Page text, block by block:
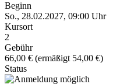
Beginn
So., 28.02.2027, 09:00 Uhr
Kursort
2
Gebühr
66,00 € (ermäßigt 54,00 €)
Status